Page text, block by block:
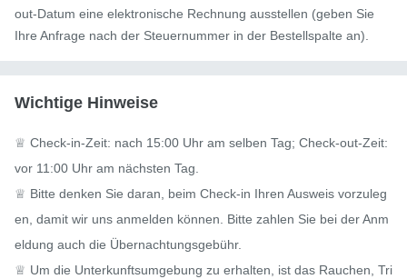
out-Datum eine elektronische Rechnung ausstellen (geben Sie
Ihre Anfrage nach der Steuernummer in der Bestellspalte an).
Wichtige Hinweise
♕ Check-in-Zeit: nach 15:00 Uhr am selben Tag; Check-out-Zeit:
vor 11:00 Uhr am nächsten Tag.
♕ Bitte denken Sie daran, beim Check-in Ihren Ausweis vorzuleg
en, damit wir uns anmelden können. Bitte zahlen Sie bei der Anm
eldung auch die Übernachtungsgebühr.
♕ Um die Unterkunftsumgebung zu erhalten, ist das Rauchen, Tri